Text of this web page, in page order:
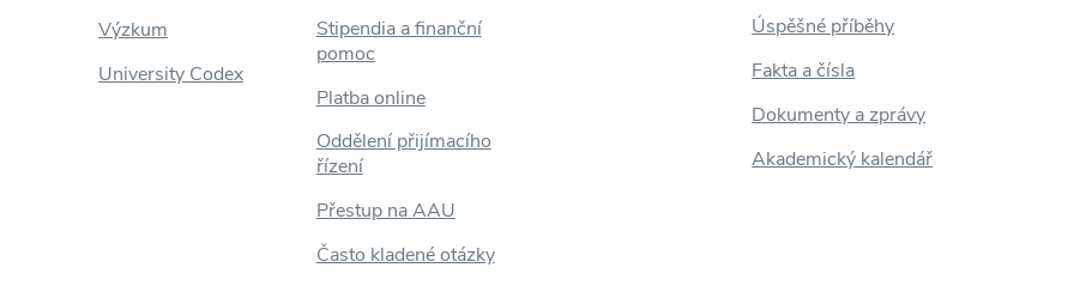
Výzkum
University Codex
Stipendia a finanční
pomoc
Platba online
Oddělení přijímacího
řízení
Přestup na AAU
Často kladené otázky
Úspěšné příběhy
Fakta a čísla
Dokumenty a zprávy
Akademický kalendář